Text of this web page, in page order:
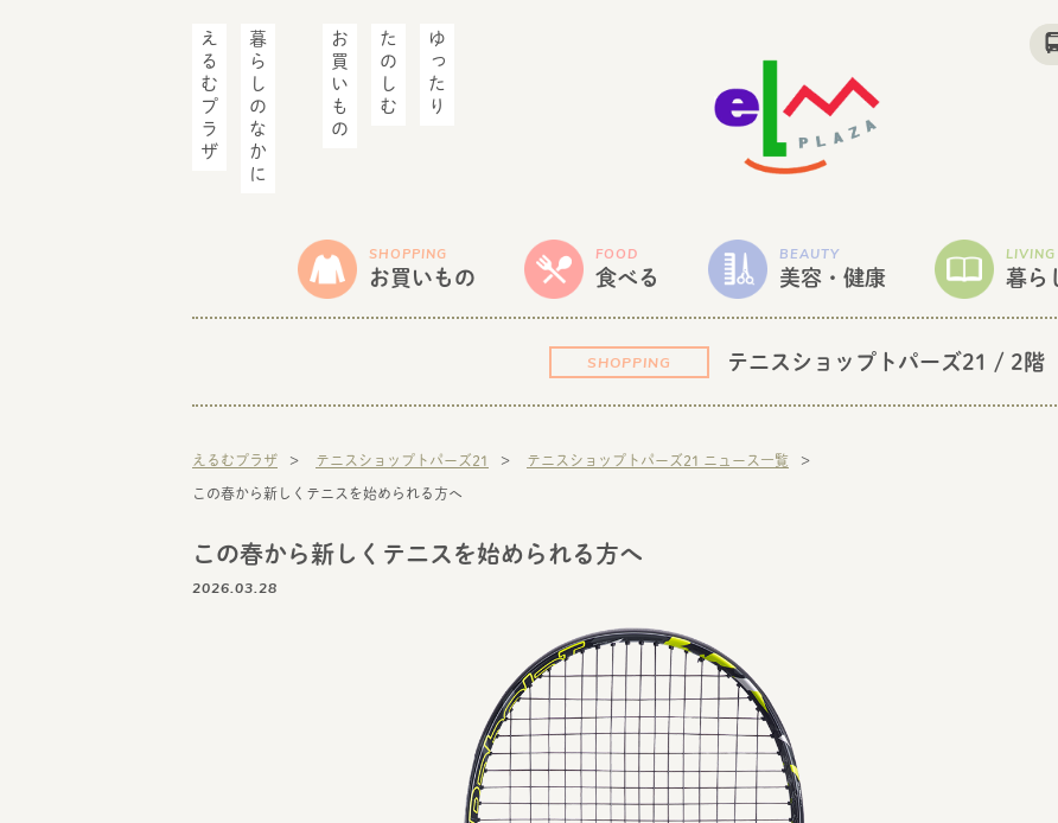
ゆったり
たのしむ
お買いもの
暮らしのなかに
えるむプラザ
SHOPPING
お買いもの
FOOD
食べる
BEAUTY
美容・健康
LIVING
暮ら
SHOPPING テニスショップトパーズ21 / 2階
えるむプラザ テニスショップトパーズ21 テニスショップトパーズ21 ニュース一覧
この春から新しくテニスを始められる方へ
この春から新しくテニスを始められる方へ
2026.03.28